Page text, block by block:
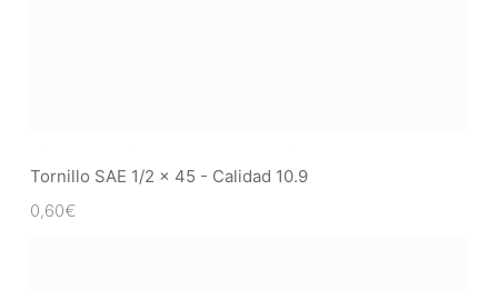
Tornillo SAE 1/2 x 45 - Calidad 10.9
0,60€